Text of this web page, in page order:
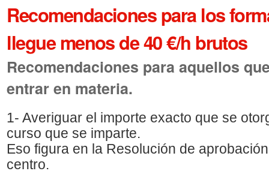
Recomendaciones para los
llegue menos de 40 €/h brutos
Recomendaciones para aquellos
entrar en materia.
1- Averiguar el importe exacto que se
curso que se imparte.
Eso figura en la Resolución de
centro.